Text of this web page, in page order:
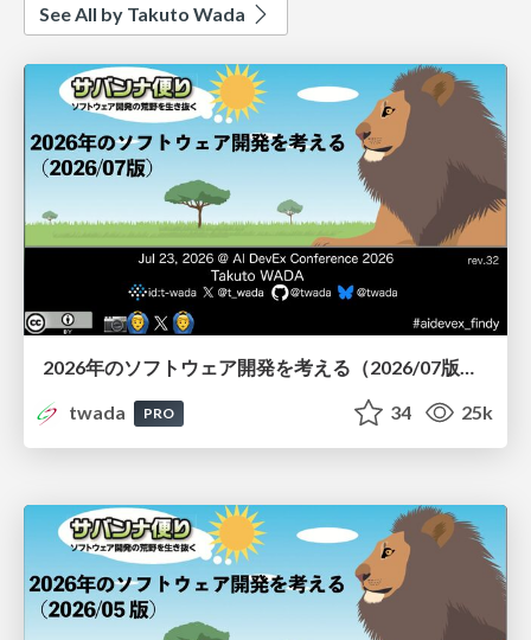
See All by Takuto Wada
2026年のソフトウェア開発を考える（2026/07版） / Agentic Software Engineering 2026-07 Findy Edition
twada
PRO 34 25k